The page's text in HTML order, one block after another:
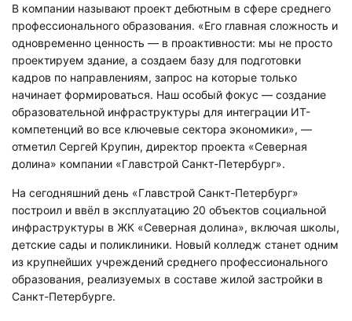
В компании называют проект дебютным в сфере среднего
профессионального образования. «Его главная сложность и
одновременно ценность — в проактивности: мы не просто
проектируем здание, а создаем базу для подготовки
кадров по направлениям, запрос на которые только
начинает формироваться. Наш особый фокус — создание
образовательной инфраструктуры для интеграции ИТ-
компетенций во все ключевые сектора экономики», —
отметил Сергей Крупин, директор проекта «Северная
долина» компании «Главстрой Санкт-Петербург».
На сегодняшний день «Главстрой Санкт-Петербург»
построил и ввёл в эксплуатацию 20 объектов социальной
инфраструктуры в ЖК «Северная долина», включая школы,
детские сады и поликлиники. Новый колледж станет одним
из крупнейших учреждений среднего профессионального
образования, реализуемых в составе жилой застройки в
Санкт-Петербурге.